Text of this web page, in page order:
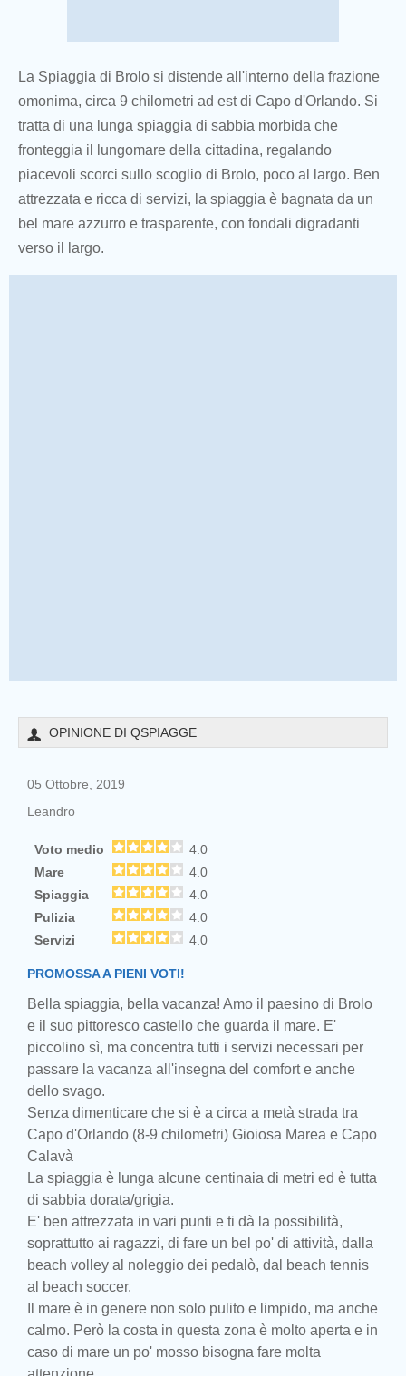
La Spiaggia di Brolo si distende all'interno della frazione
omonima, circa 9 chilometri ad est di Capo d'Orlando. Si
tratta di una lunga spiaggia di sabbia morbida che
fronteggia il lungomare della cittadina, regalando
piacevoli scorci sullo scoglio di Brolo, poco al largo. Ben
attrezzata e ricca di servizi, la spiaggia è bagnata da un
bel mare azzurro e trasparente, con fondali digradanti
verso il largo.
OPINIONE DI QSPIAGGE
05 Ottobre, 2019
Leandro
Voto medio
4.0
Mare
4.0
Spiaggia
4.0
Pulizia
4.0
Servizi
4.0
PROMOSSA A PIENI VOTI!
Bella spiaggia, bella vacanza! Amo il paesino di Brolo
e il suo pittoresco castello che guarda il mare. E'
piccolino sì, ma concentra tutti i servizi necessari per
passare la vacanza all'insegna del comfort e anche
dello svago.
Senza dimenticare che si è a circa a metà strada tra
Capo d'Orlando (8-9 chilometri) Gioiosa Marea e Capo
Calavà
La spiaggia è lunga alcune centinaia di metri ed è tutta
di sabbia dorata/grigia.
E' ben attrezzata in vari punti e ti dà la possibilità,
soprattutto ai ragazzi, di fare un bel po' di attività, dalla
beach volley al noleggio dei pedalò, dal beach tennis
al beach soccer.
Il mare è in genere non solo pulito e limpido, ma anche
calmo. Però la costa in questa zona è molto aperta e in
caso di mare un po' mosso bisogna fare molta